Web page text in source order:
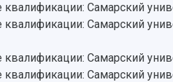
Самарский
Самарский
Самарский
Самарский